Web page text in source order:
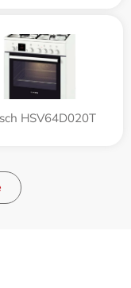
HSV64D020T